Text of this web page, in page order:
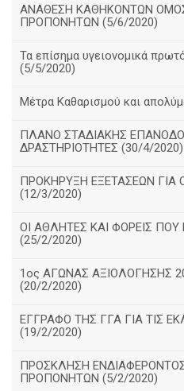
ΑΝΑΘΕΣΗ ΚΑΘΗΚΟΝΤΩΝ
ΠΡΟΠΟΝΗΤΩΝ (5/6/2020)
Τα επίσημα υγειονομικά
(5/5/2020)
Μέτρα Καθαρισμού και
ΠΛΑΝΟ ΣΤΑΔΙΑΚΗΣ
ΔΡΑΣΤΗΡΙΟΤΗΤΕΣ (30/4/2020)
ΠΡΟΚΗΡΥΞΗ ΕΞΕΤΑΣΕΩΝ ΓΙΑ
(12/3/2020)
ΟΙ ΑΘΛΗΤΕΣ ΚΑΙ ΦΟΡΕΙΣ
(25/2/2020)
1ος ΑΓΩΝΑΣ ΑΞΙΟΛΟΓΗΣΗΣ
(20/2/2020)
ΕΓΓΡΑΦΟ ΤΗΣ ΓΓΑ ΓΙΑ ΤΙΣ
(19/2/2020)
ΠΡΟΣΚΛΗΣΗ
ΠΡΟΠΟΝΗΤΩΝ (5/2/2020)